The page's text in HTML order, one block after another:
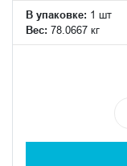
В упаковке: 1 шт
Вес: 78.0667 кг